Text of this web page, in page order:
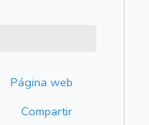
Página web
Compartir